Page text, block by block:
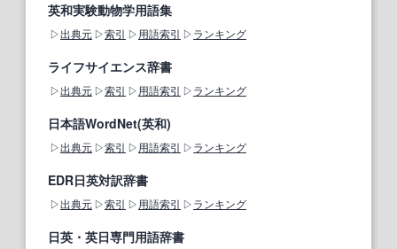
英和実験動物学用語集
出典元 索引 用語索引 ランキング
ライフサイエンス辞書
出典元 索引 用語索引 ランキング
日本語WordNet(英和)
出典元 索引 用語索引 ランキング
EDR日英対訳辞書
出典元 索引 用語索引 ランキング
日英・英日専門用語辞書